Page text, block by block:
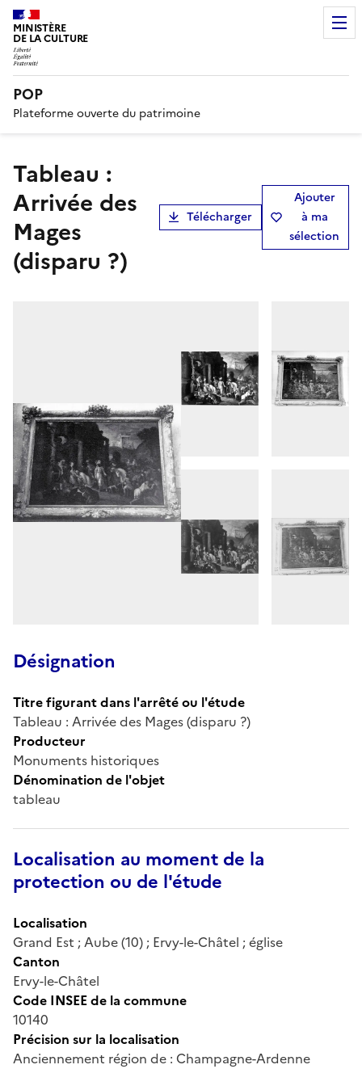
MINISTÈRE
DE LA CULTURE
POP
Plateforme ouverte du patrimoine
Tableau :
Arrivée des
Mages
(disparu ?)
Télécharger
Ajouter
à ma
sélection
Désignation
Titre figurant dans l'arrêté ou l'étude
Tableau : Arrivée des Mages (disparu ?)
Producteur
Monuments historiques
Dénomination de l'objet
tableau
Localisation au moment de la
protection ou de l'étude
Localisation
Grand Est ; Aube (10) ; Ervy-le-Châtel ; église
Canton
Ervy-le-Châtel
Code INSEE de la commune
10140
Précision sur la localisation
Anciennement région de : Champagne-Ardenne